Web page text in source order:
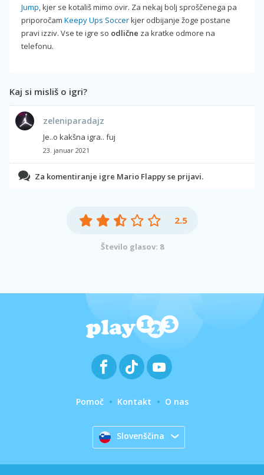
Jump, kjer se kotališ mimo ovir. Za nekaj bolj sproščenega pa
priporočam Keepy Ups Soccerkjer odbijanje žoge postane
pravi izziv. Vse te igre so odlične za kratke odmore na
telefonu.
Kaj si misliš o igri?
zeleniparadajz
Je..o kakšna igra.. fuj
23. januar 2021
Za komentiranje igre Mario Flappy se prijavi.
2.5
Število glasov: 8
Pomoč Kontakt O nas
Slovenščina